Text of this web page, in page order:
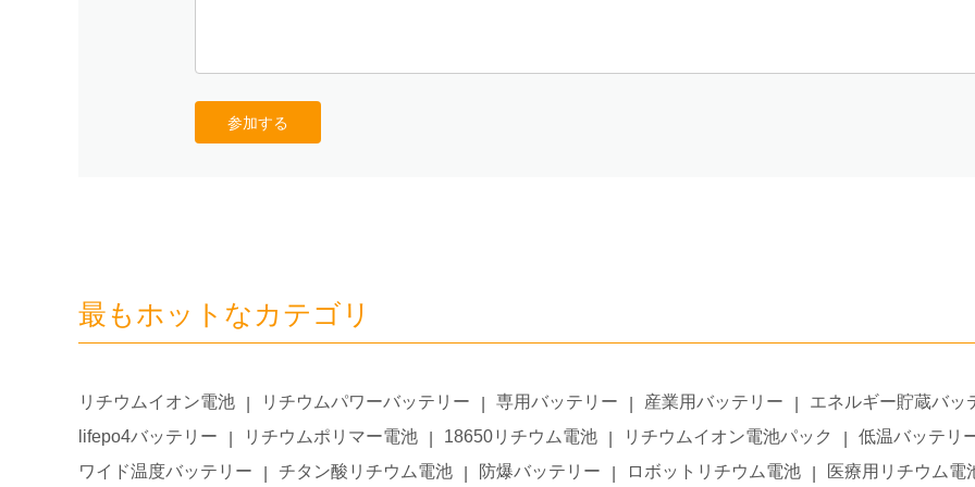
参加する
最もホットなカテゴリ
リチウムイオン電池 リチウムパワーバッテリー 専用バッテリー 産業用バッテリー エネルギー貯蔵バッ
lifepo4バッテリー
リチウムポリマー電池 18650リチウム電池 リチウムイオン電池パック 低温バッテリ
ワイド温度バッテリー
チタン酸リチウム電池 防爆バッテリー ロボットリチウム電池 医療用リチウム電